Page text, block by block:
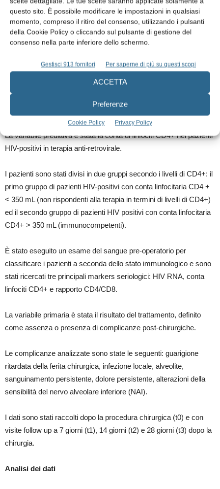
questo sito. È possibile modificare le impostazioni in qualsiasi
momento, compreso il ritiro del consenso, utilizzando i pulsanti
della Cookie Policy o cliccando sul pulsante di gestione del
consenso nella parte inferiore dello schermo.
Gestisci 913 fornitori Per saperne di più su questi scopi
ACCETTA
Preferenze
Cookie Policy Privacy Policy
età dei pazienti < 18 anni;
pazienti con severa immunocompromissione ed elevata
ricorrenza di infezioni opportunistiche;
conta CD4+ <200 cell/mL (AIDS);
diabete scompensato;
pazienti non collaboranti.
La variabile predittiva è stata la conta di linfociti CD4+ nei pazienti
HIV-positivi in terapia anti-retrovirale.
I pazienti sono stati divisi in due gruppi secondo i livelli di CD4+: il
primo gruppo di pazienti HIV-positivi con conta linfocitaria CD4 +
< 350 mL (non rispondenti alla terapia in termini di livelli di CD4+)
ed il secondo gruppo di pazienti HIV positivi con conta linfocitaria
CD4+ > 350 mL (immunocompetenti).
È stato eseguito un esame del sangue pre-operatorio per
classificare i pazienti a seconda dello stato immunologico e sono
stati ricercati tre principali markers seriologici: HIV RNA, conta
linfociti CD4+ e rapporto CD4/CD8.
La variabile primaria è stata il risultato del trattamento, definito
come assenza o presenza di complicanze post-chirurgiche.
Le complicanze analizzate sono state le seguenti: guarigione
ritardata della ferita chirurgica, infezione locale, alveolite,
sanguinamento persistente, dolore persistente, alterazioni della
sensibilità del nervo alveolare inferiore (NAI).
I dati sono stati raccolti dopo la procedura chirurgica (t0) e con
visite follow up a 7 giorni (t1), 14 giorni (t2) e 28 giorni (t3) dopo la
chirurgia.
Analisi dei dati